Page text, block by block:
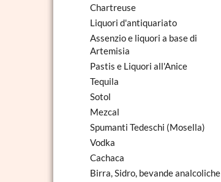
Chartreuse
Liquori d'antiquariato
Assenzio e liquori a base di
Artemisia
Pastis e Liquori all'Anice
Tequila
Sotol
Mezcal
Spumanti Tedeschi (Mosella)
Vodka
Cachaca
Birra, Sidro, bevande analcoliche